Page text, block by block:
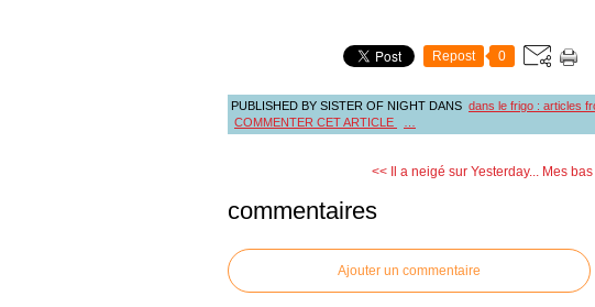
Repost 0
PUBLISHED BY SISTER OF NIGHT DANS dans le frigo : articles
COMMENTER CET ARTICLE
<< Il a neigé sur Yesterday... Mes
commentaires
Ajouter un commentaire